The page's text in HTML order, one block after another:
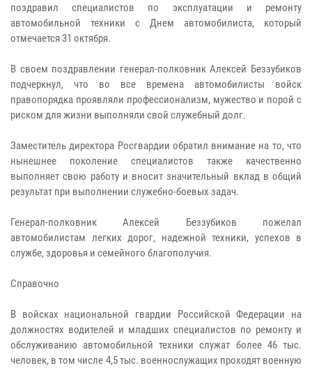
поздравил специалистов по эксплуатации и ремонту
автомобильной техники с Днем автомобилиста, который
отмечается 31 октября.
В своем поздравлении генерал-полковник Алексей Беззубиков
подчеркнул, что во все времена автомобилисты войск
правопорядка проявляли профессионализм, мужество и порой с
риском для жизни выполняли свой служебный долг.
Заместитель директора Росгвардии обратил внимание на то, что
нынешнее поколение специалистов также качественно
выполняет свою работу и вносит значительный вклад в общий
результат при выполнении служебно-боевых задач.
Генерал-полковник Алексей Беззубиков пожелал
автомобилистам легких дорог, надежной техники, успехов в
службе, здоровья и семейного благополучия.
Справочно
В войсках национальной гвардии Российской Федерации на
должностях водителей и младших специалистов по ремонту и
обслуживанию автомобильной техники служат более 46 тыс.
человек, в том числе 4,5 тыс. военнослужащих проходят военную